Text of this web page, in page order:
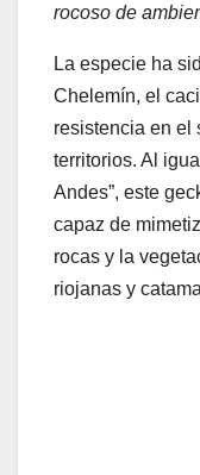
rocoso de
La especie ha
Chelemín, el
resistencia en el
territorios. Al
Andes”, este
capaz de
rocas y la
riojanas y